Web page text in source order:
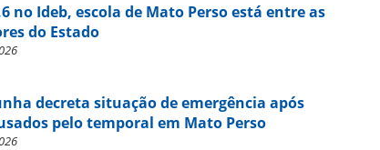
no Ideb, escola de Mato Perso está entre as
do Estado
decreta situação de emergência após
pelo temporal em Mato Perso